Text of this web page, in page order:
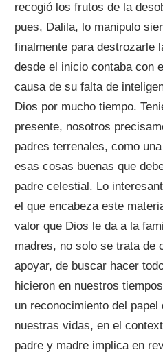
recogió los frutos de la
pues, Dalila, lo manipulo
finalmente para destrozarle
desde el inicio contaba con
causa de su falta de
Dios por mucho tiempo.
presente, nosotros
padres terrenales, como
esas cosas buenas que
padre celestial. Lo
el que encabeza este
valor que Dios le da a la
madres, no solo se trata de
apoyar, de buscar hacer
hicieron en nuestros
un reconocimiento del papel
nuestras vidas, en el
padre y madre implica en